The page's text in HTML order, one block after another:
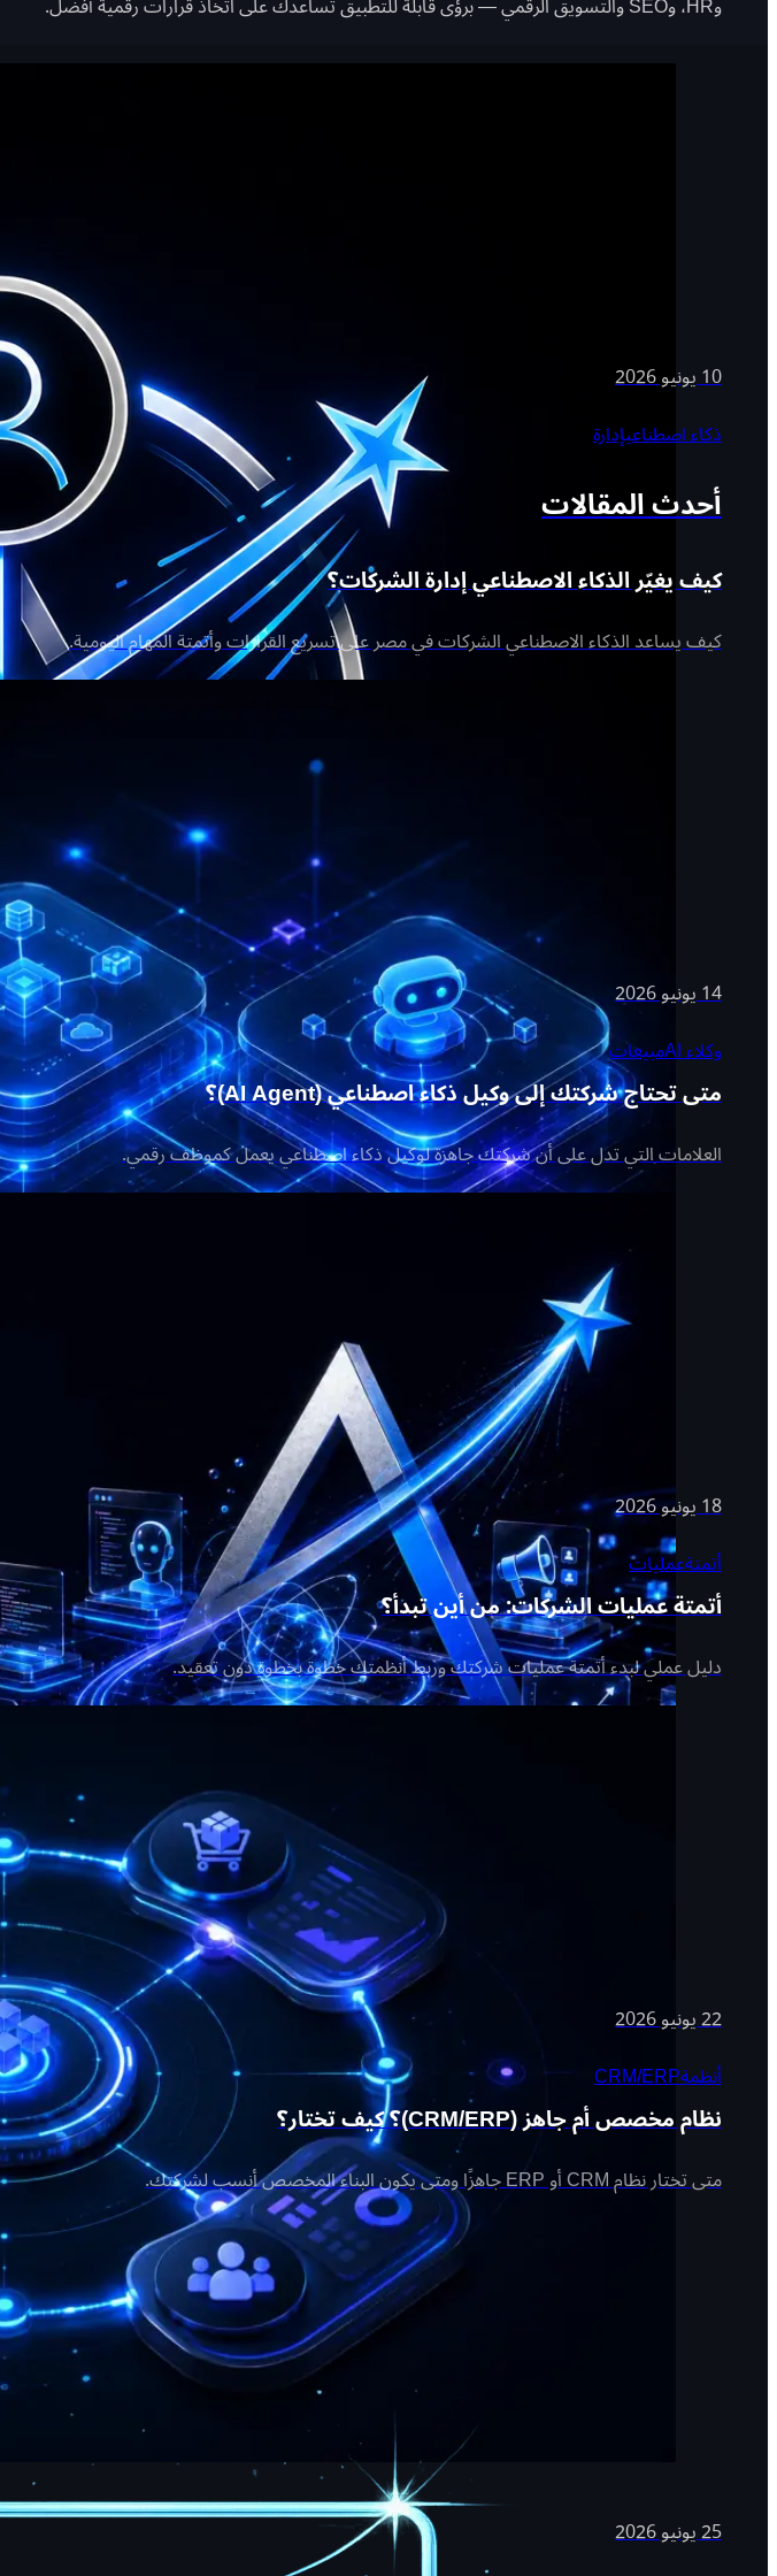
10 يونيو 2026
ذكاء اصطناعيإدارة
أحدث المقالات
كيف يغيّر الذكاء الاصطناعي إدارة الشركات؟
كيف يساعد الذكاء الاصطناعي الشركات في مصر على تسريع القرارات وأتمتة المهام اليومية.
14 يونيو 2026
وكلاء AI مبيعات
متى تحتاج شركتك إلى وكيل ذكاء اصطناعي (AI Agent)؟
العلامات التي تدل على أن شركتك جاهزة لوكيل ذكاء اصطناعي يعمل كموظف رقمي.
18 يونيو 2026
أتمتةعمليات
أتمتة عمليات الشركات: من أين تبدأ؟
دليل عملي لبدء أتمتة عمليات شركتك وربط أنظمتك خطوة بخطوة دون تعقيد.
22 يونيو 2026
أنظمةCRM/ERP
نظام مخصص أم جاهز (CRM/ERP)؟ كيف تختار؟
متى تختار نظام CRM أو ERP جاهزًا ومتى يكون البناء المخصص أنسب لشركتك.
25 يونيو 2026